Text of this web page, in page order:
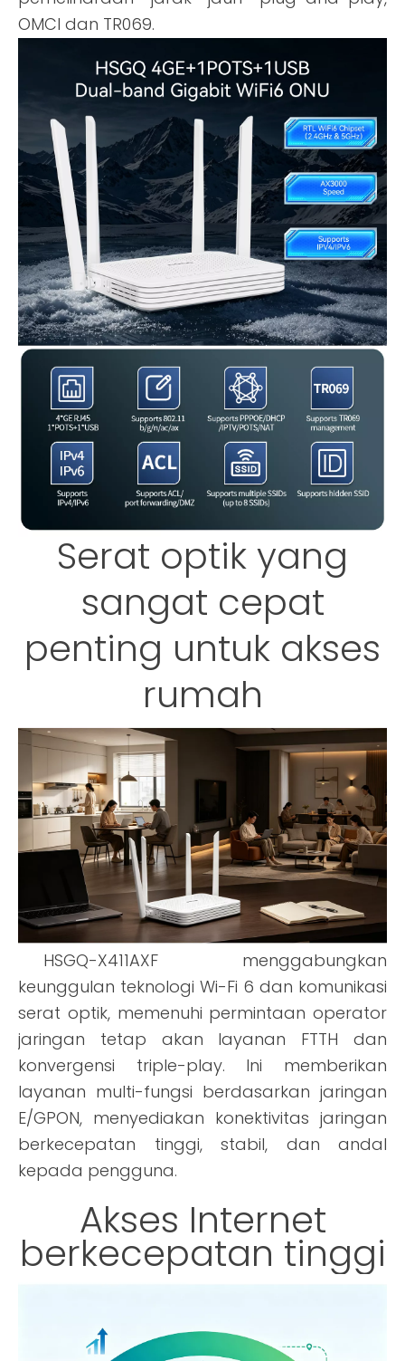
OMCI dan TR069.
Serat optik yang
sangat cepat
penting untuk akses
rumah
HSGQ-X411AXF menggabungkan
keunggulan teknologi Wi-Fi 6 dan komunikasi
serat optik, memenuhi permintaan operator
jaringan tetap akan layanan FTTH dan
konvergensi triple-play. Ini memberikan
layanan multi-fungsi berdasarkan jaringan
E/GPON, menyediakan konektivitas jaringan
berkecepatan tinggi, stabil, dan andal
kepada pengguna.
Akses Internet
berkecepatan tinggi